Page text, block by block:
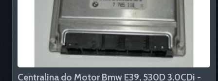
Centralina do Motor Bmw E39, 530D 3.0CDi -